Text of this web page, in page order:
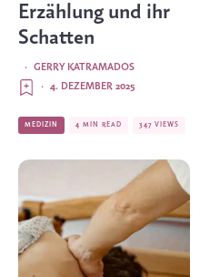
Erzählung und ihr
Schatten
GERRY KATRAMADOS
·
4. DEZEMBER 2025
·
MEDIZIN 4 MIN READ 347 VIEWS